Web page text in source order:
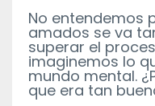
No entendemos
amados se va
superar el
imaginemos lo
mundo mental.
que era tan